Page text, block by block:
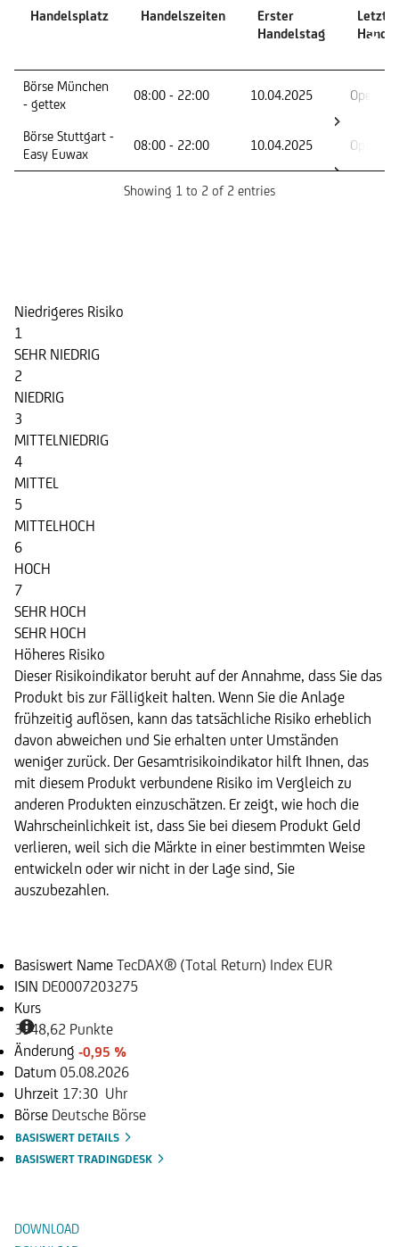
Handelsplatz Handelszeiten
Erster
Handelstag
Letzter
Handelsplatz
Handelstag
Börse München
- gettex
08:00 - 22:00 10.04.2025 Open
Börse Stuttgart -
Easy Euwax
08:00 - 22:00 10.04.2025 Open
Showing 1 to 2 of 2 entries
Niedrigeres Risiko
1
SEHR NIEDRIG
2
NIEDRIG
3
MITTELNIEDRIG
4
MITTEL
5
MITTELHOCH
6
HOCH
7
SEHR HOCH
SEHR HOCH
Höheres Risiko
Dieser Risikoindikator beruht auf der Annahme, dass Sie das
Produkt bis zur Fälligkeit halten. Wenn Sie die Anlage
frühzeitig auflösen, kann das tatsächliche Risiko erheblich
davon abweichen und Sie erhalten unter Umständen
weniger zurück. Der Gesamtrisikoindikator hilft Ihnen, das
mit diesem Produkt verbundene Risiko im Vergleich zu
anderen Produkten einzuschätzen. Er zeigt, wie hoch die
Wahrscheinlichkeit ist, dass Sie bei diesem Produkt Geld
verlieren, weil sich die Märkte in einer bestimmten Weise
entwickeln oder wir nicht in der Lage sind, Sie
auszubezahlen.
Basiswert Name TecDAX® (Total Return) Index EUR
ISIN DE0007203275
Kurs
3948,62 Punkte
Änderung -0,95 %
Datum 05.08.2026
Uhrzeit 17:30 Uhr
Börse Deutsche Börse
BASISWERT DETAILS
BASISWERT TRADINGDESK
DOWNLOAD